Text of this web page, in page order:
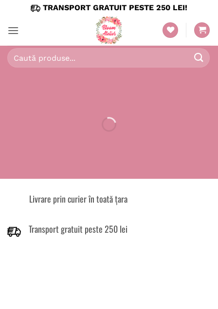
content
TRANSPORT GRATUIT PESTE 250 LEI!
Caută
după:
Livrare prin curier în toată țara
Transport gratuit peste 250 lei